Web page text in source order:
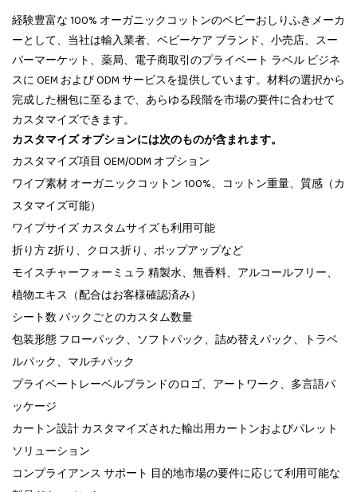
経験豊富な 100% オーガニックコットンのベビーおしりふきメーカ
ーとして、当社は輸入業者、ベビーケア ブランド、小売店、スー
パーマーケット、薬局、電子商取引のプライベート ラベル ビジネ
スに OEM および ODM サービスを提供しています。材料の選択から
完成した梱包に至るまで、あらゆる段階を市場の要件に合わせて
カスタマイズできます。
カスタマイズ オプションには次のものが含まれます。
カスタマイズ項目 OEM/ODM オプション
ワイプ素材 オーガニックコットン 100%、コットン重量、質感（カ
スタマイズ可能）
ワイプサイズ カスタムサイズも利用可能
折り方 Z折り、クロス折り、ポップアップなど
モイスチャーフォーミュラ 精製水、無香料、アルコールフリー、
植物エキス（配合はお客様確認済み）
シート数 パックごとのカスタム数量
包装形態 フローパック、ソフトパック、詰め替えパック、トラベ
ルパック、マルチパック
プライベートレーベルブランドのロゴ、アートワーク、多言語パ
ッケージ
カートン設計 カスタマイズされた輸出用カートンおよびパレット
ソリューション
コンプライアンス サポート 目的地市場の要件に応じて利用可能な